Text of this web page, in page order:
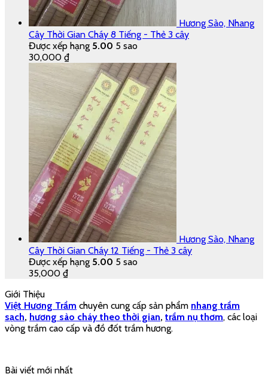
Hương Sào, Nhang
Cây Thời Gian Cháy 8 Tiếng - Thẻ 3 cây
Được xếp hạng 5.00 5 sao
30,000 ₫
Hương Sào, Nhang
Cây Thời Gian Cháy 12 Tiếng - Thẻ 3 cây
Được xếp hạng 5.00 5 sao
35,000 ₫
Giới Thiệu
Việt Hương Trầm chuyên cung cấp sản phẩm nhang trầm
sạch, hương sào cháy theo thời gian, trầm nụ thơm, các loại
vòng trầm cao cấp và đồ đốt trầm hương.
Bài viết mới nhất